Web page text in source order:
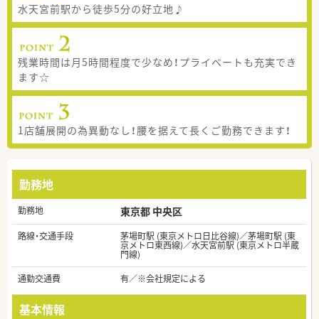
水天宮前駅から徒歩5分の好立地♪
残業時間は月5時間程度で少なめ！プライベートも充実でき
ます☆
1店舗展開の為異動なし！腰を据えて長くご勤務できます！
勤務地
勤務地 東京都 中央区
路線・交通手段 茅場町駅 (東京メトロ日比谷線)／茅場町駅 (東
京メトロ東西線)／水天宮前駅 (東京メトロ半蔵
門線)
通勤交通費
有／※会社規定による
基本情報